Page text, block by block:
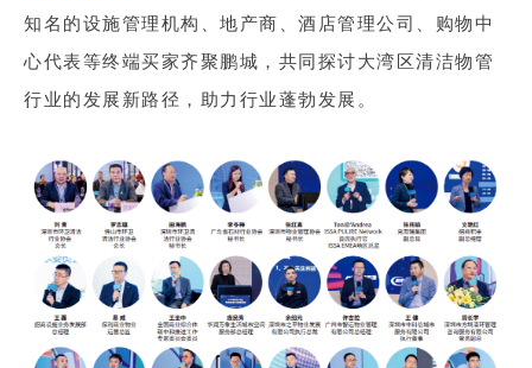
知名的设施管理机构、地产商、酒店管理公司、购物中
心代表等终端买家齐聚鹏城，共同探讨大湾区清洁物管
行业的发展新路径，助力行业蓬勃发展。